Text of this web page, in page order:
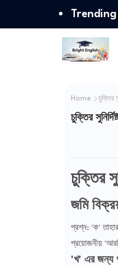
Trending
Home চুক্তির
চুক্তির
চুক্তির
জমি
প্রশ্ন: 'ক'
প্রয়োজনীয়
'খ' এর জন্য